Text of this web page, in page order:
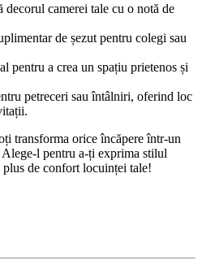
decorul camerei tale cu o notă de
de șezut pentru colegi sau
pentru a crea un spațiu prietenos și
petreceri sau întâlniri, oferind loc
transforma orice încăpere într-un
l pentru a-ți exprima stilul
plus de confort locuinței tale!